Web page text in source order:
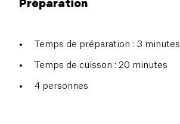
Préparation
Temps de préparation : 3 minutes
Temps de cuisson : 20 minutes
4 personnes